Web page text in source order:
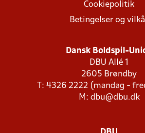
Cookiepolitik
Betingelser og
Dansk Boldspil-
DBU Allé 1
2605 Brøndby
T: 4326 2222 (mandag -
M: dbu@dbu.dk